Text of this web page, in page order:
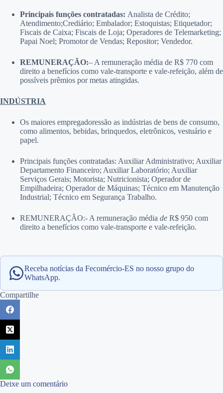
Principais funções contratadas: Analista de Crédito;
Atendimento;Crediário; Embalador; Estoquistas; Etiquetador;
Fiscais de Caixa; Fiscais de Loja; Operadores de Telemarketing;
Papai Noel; Promotor de Vendas; Repositor; Vendedor.
REMUNERAÇÃO:– A remuneração média de R$ 770 com
direito a benefícios como vale-transporte e vale-refeição, além de
possíveis prêmios por metas atingidas.
INDÚSTRIA
Os maiores empregadoressão as indústrias de bens de consumo,
como alimentos, bebidas, brinquedos, eletrônicos, vestuário e
papel.
Principais funções contratadas: Auxiliar Administrativo; Auxiliar
Departamento Financeiro; Auxiliar Laboratório; Auxiliar
Serviços Gerais; Motorista; Nutricionista; Operador de
Empilhadeira; Operador de Máquinas; Técnico em Manutenção
Industrial; Técnico em Segurança Trabalho.
REMUNERAÇÃO:- A remuneração média de R$ 950 com
direito a benefícios como vale-transporte e vale-refeição.
Receba notícias da Fecomércio-ES no nosso grupo do
WhatsApp.
Compartilhe
Deixe um comentário